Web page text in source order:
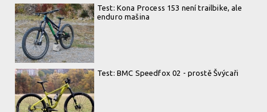
Test: Kona Process 153 není trailbike, ale
enduro mašina
Test: BMC Speedfox 02 - prostě Švýcaři